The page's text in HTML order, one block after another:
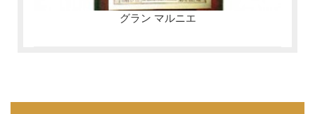
グラン マルニエ